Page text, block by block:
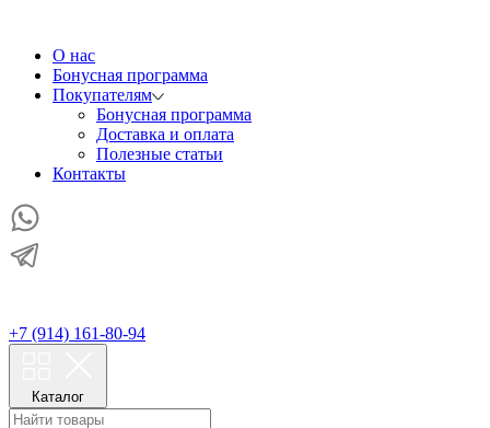
О нас
Бонусная программа
Покупателям
Бонусная программа
Доставка и оплата
Полезные статьи
Контакты
+7 (914) 161-80-94
Каталог